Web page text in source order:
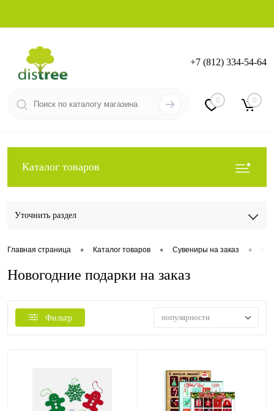
Вход Регистрация
+7 (812) 334-54-64
0 0
Каталог товаров
Уточнить раздел
Главная страница • Каталог товаров • Сувениры на заказ •
Новогодние подарки на заказ
Фильтр популярности